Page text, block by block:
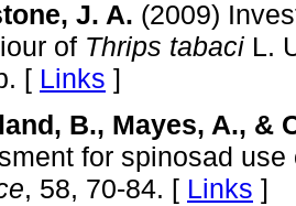
J. A. (2009)
of Thrips tabaci L.
[ Links ]
B., Mayes, A., &
for spinosad
, 58, 70-84. [ Links ]